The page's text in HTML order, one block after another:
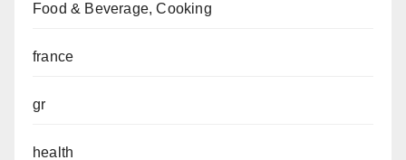
Food & Beverage, Cooking
france
gr
health